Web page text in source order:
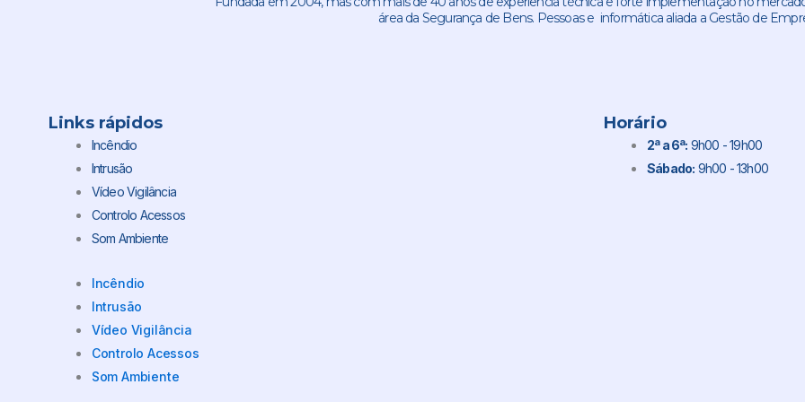
área da Segurança de Bens. Pessoas e informática aliada a Gestão de
Links rápidos
Incêndio
Intrusão
Vídeo Vigilância
Controlo Acessos
Som Ambiente
Incêndio
Intrusão
Vídeo Vigilância
Controlo Acessos
Som Ambiente
Horário
2ª a 6ª: 9h00 - 19h00
Sábado: 9h00 - 13h00